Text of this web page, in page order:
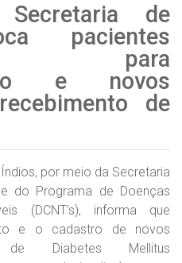
Secretaria de
pacientes
para
e novos
de
por meio da Secretaria
do Programa de Doenças
(DCNT’s), informa que
e o cadastro de novos
de Diabetes Mellitus